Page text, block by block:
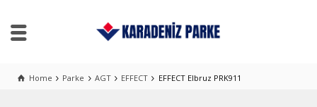
Home Parke AGT EFFECT EFFECT Elbruz PRK911